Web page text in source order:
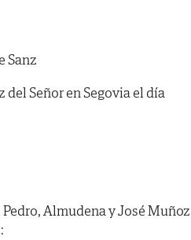
Sanz
del Señor en Segovia el día
Almudena y José Muñoz